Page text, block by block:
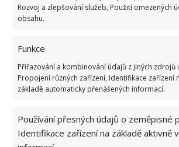
Rozvoj a zlepšování služeb, Použití omezených
obsahu.
Funkce
Přiřazování a kombinování údajů z jiných zdrojů
Propojení různých zařízení, Identifikace zařízení
základě automaticky přenášených informací.
Používání přesných údajů o zeměpisné
Identifikace zařízení na základě aktivně
LOUPÁNÍ VAJEC SKOŘÁPKA
VAŘENÁ VEJCE
Přidejte svůj názor
KOMENTOVAT